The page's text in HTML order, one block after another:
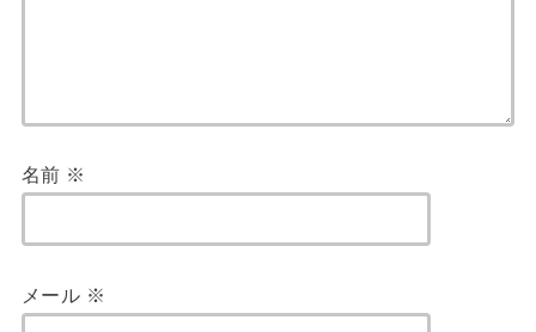
名前 ※
メール ※